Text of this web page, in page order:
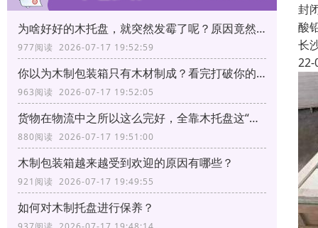
为啥好好的木托盘，就突然发霉了呢？原因竟然和它有关！
977阅读 2026-07-17 19:52:59
你以为木制包装箱只有木材制成？看完打破你的固有印象！
963阅读 2026-07-17 19:52:05
货物在物流中之所以这么完好，全靠木托盘这“三大功能”！
880阅读 2026-07-17 19:51:00
木制包装箱越来越受到欢迎的原因有哪些？
921阅读 2026-07-17 19:49:55
如何对木制托盘进行保养？
封
酸
长
22-